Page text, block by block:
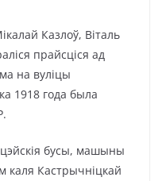
Казлоў, Віталь
прайсціся ад
на вуліцы
1918 года была
бусы, машыны
каля Кастрычніцкай